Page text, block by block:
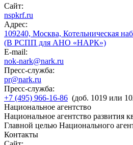
Сайт:
nspkrf.ru
Адрес:
109240, Москва, Котельническая
(В РСПП для АНО «НАРК»)
E-mail:
nok-nark@nark.ru
Пресс-служба:
pr@nark.ru
Пресс-служба:
+7 (495) 966-16-86 (доб. 1019 или
Национальное агентство
Национальное агентство развития
Главной целью Национального
Контакты